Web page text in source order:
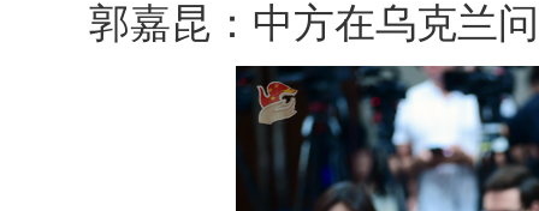
郭嘉昆：中方在乌克兰